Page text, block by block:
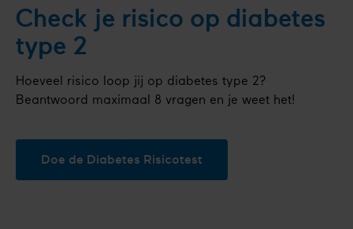
Check je risico op diabetes
type 2
Hoeveel risico loop jij op diabetes type 2?
Beantwoord maximaal 8 vragen en je weet het!
Doe de Diabetes Risicotest